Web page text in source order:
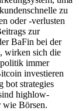
zu
oder -verlusten
zur
BaFin bei der
wirken sich die
immer
investieren
bot strategies
highlow-
wie Börsen.